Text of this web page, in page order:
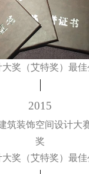
奖（艾特奖）最
2015
筑装饰空间设计大
奖
奖（艾特奖）最